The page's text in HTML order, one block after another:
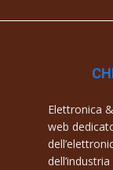
Elettronica
web
dell’industria